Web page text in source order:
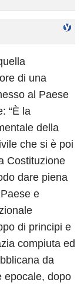
di una
al Paese
“È la
della
che si è poi
Costituzione
dare piena
e
di principi e
compiuta ed
da
epocale, dopo